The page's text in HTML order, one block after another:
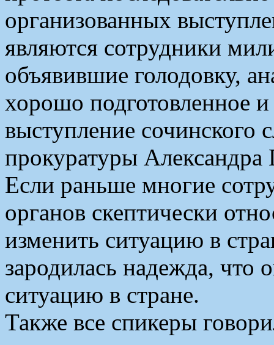
организованных
являются сотрудники
объявившие голодовку,
хорошо подготовленное
выступление сочинского
прокуратуры Александра
Если раньше многие
органов скептически
изменить ситуацию в
зародилась надежда, что
ситуацию в стране.
Также все спикеры